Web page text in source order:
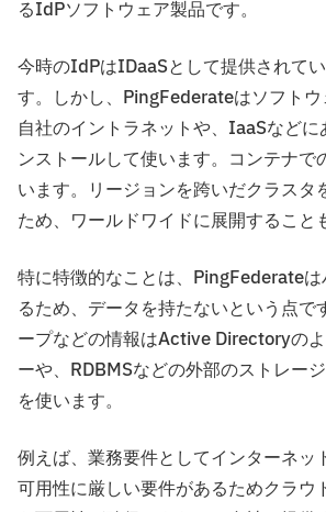
るIdPソフトウェア製品です。
今時のIdPはIDaaSとして提供されて
す。しかし、PingFederateはソフトウ
自社のイントラネットや、IaaSなどに
ンストールして使います。コンテナで
います。リージョンを跨いだクラスタ
ため、ワールドワイドに展開すること
特に特徴的なことは、PingFederate
るため、データを持たないという点で
ープなどの情報はActive Directoryの
ーや、RDBMSなどの外部のストレー
を使います。
例えば、業務要件としてインターネッ
可用性に厳しい要件があるためクラウ